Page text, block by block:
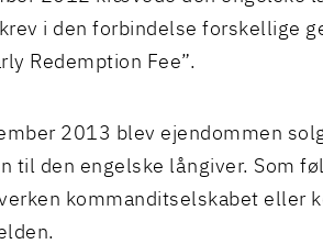
i den forbindelse forskellige
Redemption Fee”.
2013 blev ejendommen
til den engelske långiver. Som
kommanditselskabet eller